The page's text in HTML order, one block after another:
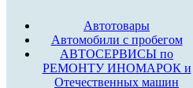
Автотовары
Автомобили с пробегом
АВТОСЕРВИСЫ по
РЕМОНТУ ИНОМАРОК и
Отечественных машин